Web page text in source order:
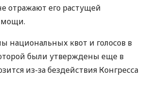
отражают его растущей
мощи.
национальных квот и голосов в
были утверждены еще в
из-за бездействия Конгресса